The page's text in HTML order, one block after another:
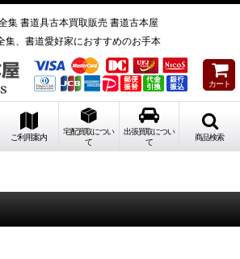
集 書道具古本買取販売 書道古本屋
集、書道愛好家におすすめのお手本
カート
ご利用案内
宅配買取につい
て
出張買取につい
て
商品検索